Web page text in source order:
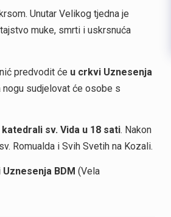
Unutar Velikog tjedna je
muke, smrti i uskrsnuća
predvodit će u crkvi Uznesenja
sudjelovat će osobe s
katedrali sv. Vida u 18 sati. Nakon
Romualda i Svih Svetih na Kozali.
BDM (Vela